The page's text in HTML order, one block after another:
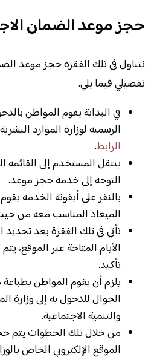
حجزموعد الضمان
نتناول في تلك الفقرة حجز موعد
تفصيلي فيما يلي.
في البداية يقوم المواطن
الرسمية لوزارة الموارد
الرابط.
ينتقل المستخدم إلى القائمة
التوجه إلى خدمة حجز موعد.
بالنقر على أيقونة الخدمة
الميعاد المناسب معه من حيث
تأتي في تلك الفقرة بعد
الأيام المتاحة عبر الموقع،
تأكيد.
يلزم أن يقوم المواطن
الجوال للدخول به إلى وزارة
والتنمية الاجتماعية.
من خلال تلك الخطوات يتم
الموقع الإلكتروني الخاص